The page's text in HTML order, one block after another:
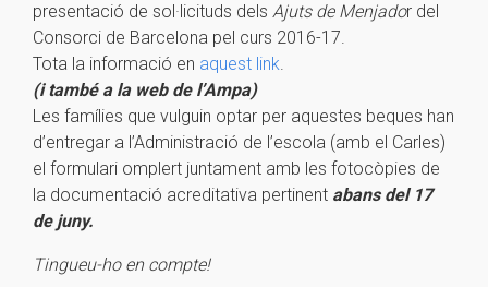
presentació de sol·licituds dels Ajuts de Menjador del
Consorci de Barcelona pel curs 2016-17.
Tota la informació en aquest link.
(i també a la web de l’Ampa)
Les famílies que vulguin optar per aquestes beques han
d’entregar a l’Administració de l’escola (amb el Carles)
el formulari omplert juntament amb les fotocòpies de
la documentació acreditativa pertinent abans del 17
de juny.
Tingueu-ho en compte!